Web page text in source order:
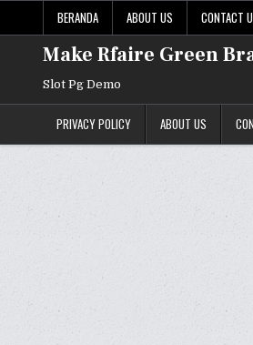
content
BERANDA ABOUT US CONTACT
Make Rfaire Green
Slot Pg Demo
PRIVACY POLICY ABOUT US